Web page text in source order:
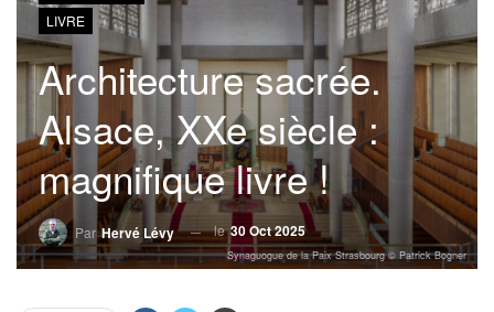
LIVRE
Architecture sacrée.
Alsace, XXe siècle :
magnifique livre !
ParHervé Lévy le30 Oct 2025
Synaguogue de la Paix Strasbourg © Patrick Bogner